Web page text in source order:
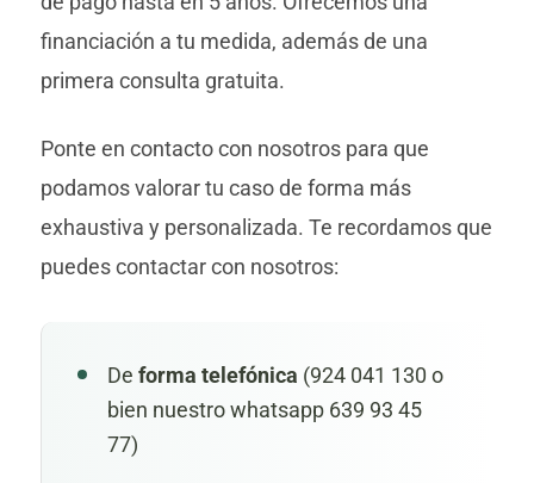
financiación a tu medida, además de una
primera consulta gratuita.
Ponte en contacto con nosotros para que
podamos valorar tu caso de forma más
exhaustiva y personalizada. Te recordamos que
puedes contactar con nosotros:
De forma telefónica (924 041 130 o
bien nuestro whatsapp 639 93 45
77)